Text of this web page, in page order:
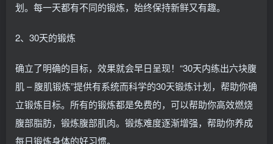
划。每一天都有不同的锻炼，始终保持新鲜又有趣。
2、30天的锻炼
确立了明确的目标，效果就会早日呈现！“30天内练出六块腹
肌 – 腹肌锻炼”提供有系统而科学的30天锻炼计划，帮助你确
立锻炼目标。所有的锻炼都是免费的，可以帮助你高效燃烧
腹部脂肪，锻炼腹部肌肉。锻炼难度逐渐增强，帮助你养成
每日锻炼身体的好习惯。